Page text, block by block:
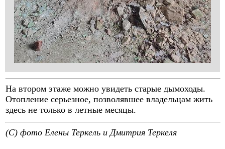
На втором этаже можно увидеть старые дымоходы.
Отопление серьезное, позволявшее владельцам жить
здесь не только в летные месяцы.
(C) фото Елены Теркель и Дмитрия Теркеля